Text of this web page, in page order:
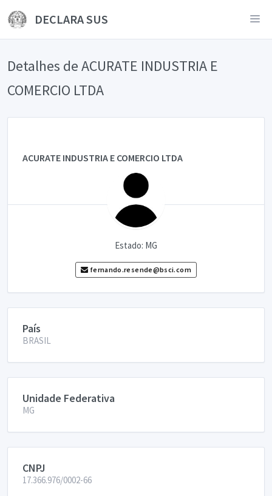
DECLARA SUS
Detalhes de ACURATE INDUSTRIA E
COMERCIO LTDA
ACURATE INDUSTRIA E COMERCIO LTDA
Estado: MG
fernando.resende@bsci.com
País
BRASIL
Unidade Federativa
MG
CNPJ
17.366.976/0002-66